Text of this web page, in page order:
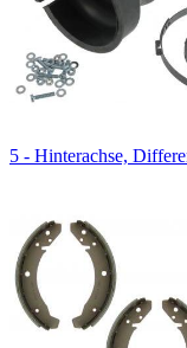
5 - Hinterachse,